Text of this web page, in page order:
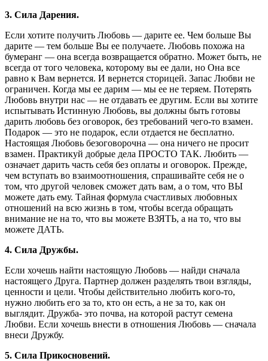
3. Сила Дарения.
Если хотите получить Любовь — дарите ее. Чем больше Вы
дарите — тем больше Вы ее получаете. Любовь похожа на
бумеранг — она всегда возвращается обратно. Может быть, не
всегда от того человека, которому вы ее дали, но Она все
равно к Вам вернется. И вернется сторицей. Запас Любви не
ограничен. Когда мы ее дарим — мы ее не теряем. Потерять
Любовь внутри нас — не отдавать ее другим. Если вы хотите
испытывать Истинную Любовь, вы должны быть готовы
дарить любовь без оговорок, без требований чего-то взамен.
Подарок — это не подарок, если отдается не бесплатно.
Настоящая Любовь безоговорочна — она ничего не просит
взамен. Практикуй добрые дела ПРОСТО ТАК. Любить —
означает дарить часть себя без оплаты и оговорок. Прежде,
чем вступать во взаимоотношения, спрашивайте себя не о
том, что другой человек сможет дать вам, а о том, что ВЫ
можете дать ему. Тайная формула счастливых любовных
отношений на всю жизнь в том, чтобы всегда обращать
внимание не на то, что вы можете ВЗЯТЬ, а на то, что вы
можете ДАТЬ.
4. Сила Дружбы.
Если хочешь найти настоящую Любовь — найди сначала
настоящего Друга. Партнер должен разделять твои взгляды,
ценности и цели. Чтобы действительно любить кого-то,
нужно любить его за то, кто он есть, а не за то, как он
выглядит. Дружба- это почва, на которой растут семена
Любви. Если хочешь внести в отношения Любовь — сначала
внеси Дружбу.
5. Сила Прикосновений.